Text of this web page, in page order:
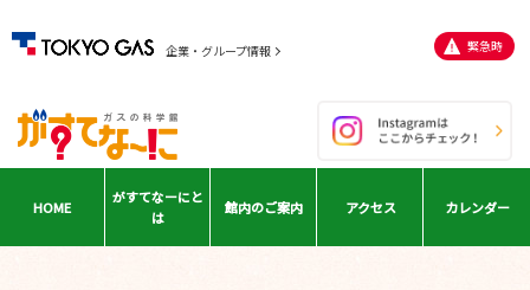
企業・グループ情報 緊急時
HOME
がすてなーにと
は
館内のご案内 アクセス カレンダー